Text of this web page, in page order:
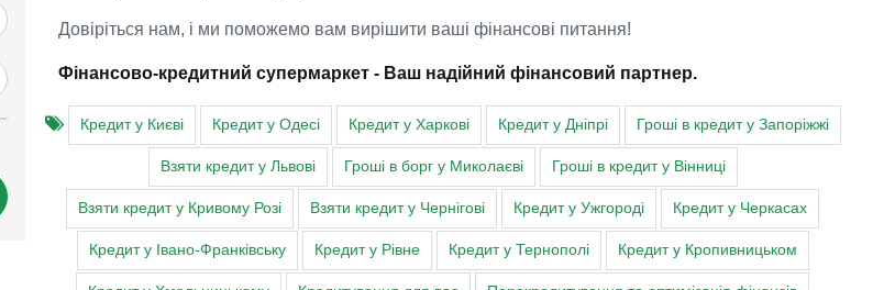
Довіріться нам, і ми поможемо вам вирішити ваші фінансові питання!
Фінансово-кредитний супермаркет - Ваш надійний фінансовий партнер.
Кредит у Києві Кредит у Одесі Кредит у Харкові Кредит у Дніпрі Гроші в кредит у Запоріжжі
Взяти кредит у Львові Гроші в борг у Миколаєві Гроші в кредит у Вінниці
Взяти кредит у Кривому Розі Взяти кредит у Чернігові Кредит у Ужгороді Кредит у Черкасах
Кредит у Івано-Франківську Кредит у Рівне Кредит у Тернополі Кредит у Кропивницьком